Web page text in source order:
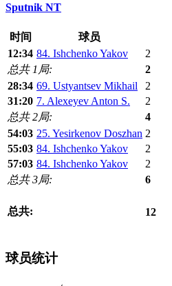
Sputnik NT
时间 球员
12:34 84. Ishchenko Yakov 2
总共 1局:
2
28:34 69. Ustyantsev Mikhail 2
31:20 7. Alexeyev Anton S. 2
总共 2局:
4
54:03 25. Yesirkenov Doszhan 2
55:03 84. Ishchenko Yakov 2
57:03 84. Ishchenko Yakov 2
总共 3局:
6
总共: 12
球员统计